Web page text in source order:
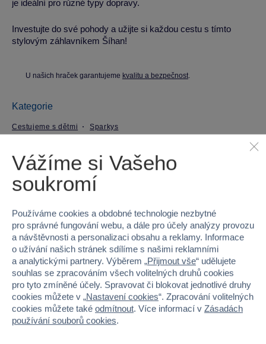
je ideální pro různé typy dopravy.
Investujte do své pohody a užijte si každou cestu s tímto
stylovým záhlavníkem Šíhan!
U našich hraček garantujeme kvalitu a bezpečnost.
Kategorie
Cestujeme s dětmi Sparkys
Parametry produktu
EAN
Kód produktu 32YR-0202A
Značka Sparkys
Věk od 3
Pohlaví HOLKA
Šířka
Vážíme si Vašeho
soukromí
Používáme cookies a obdobné technologie nezbytné
pro správné fungování webu, a dále pro účely analýzy provozu
a návštěvnosti a personalizaci obsahu a reklamy. Informace
o užívání našich stránek sdílíme s našimi reklamními
a analytickými partnery. Výběrem „Přijmout vše“ udělujete
souhlas se zpracováním všech volitelných druhů cookies
pro tyto zmíněné účely. Spravovat či blokovat jednotlivé druhy
cookies můžete v „Nastavení cookies“. Zpracování volitelných
cookies můžete také odmítnout. Více informací v Zásadách
používání souborů cookies.